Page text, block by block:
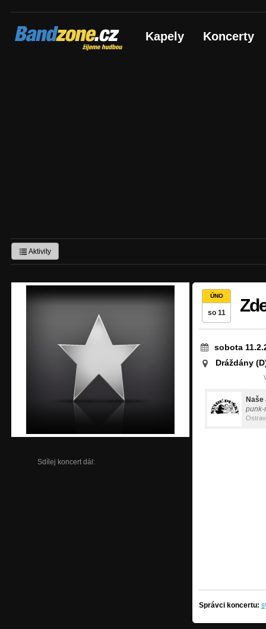
Bandzone.cz
žijeme hudbou Kapely Koncerty
Aktivity
Sdílej koncert dál:
ÚNO
so 11
sobota
Dráždány
Naše
punk-
Správci koncertu: